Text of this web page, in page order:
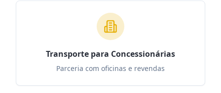
Transporte para Concessionárias
Parceria com oficinas e revendas